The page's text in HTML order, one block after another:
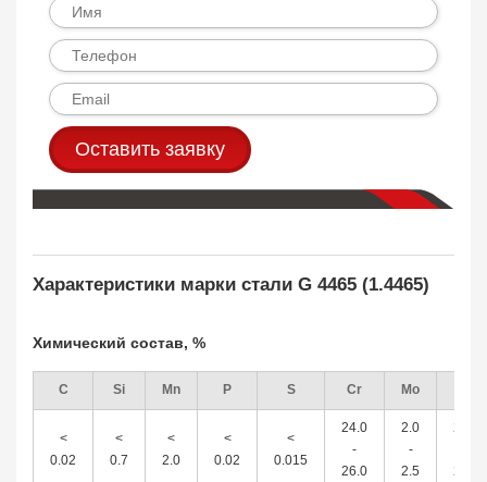
Оставить заявку
Характеристики марки стали G 4465 (1.4465)
Химический состав, %
C Si Mn P S Cr Mo
<
0.02
<
0.7
<
2.0
<
0.02
<
0.015
24.0
-
26.0
2.0
-
2.5
22.0
25.0